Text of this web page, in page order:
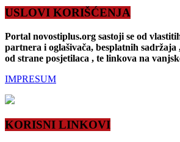
USLOVI KORIŠĆENJA
Portal novostiplus.org sastoji se od
partnera i oglašivača, besplatnih
od strane posjetilaca , te linkova na
IMPRESUM
KORISNI LINKOVI